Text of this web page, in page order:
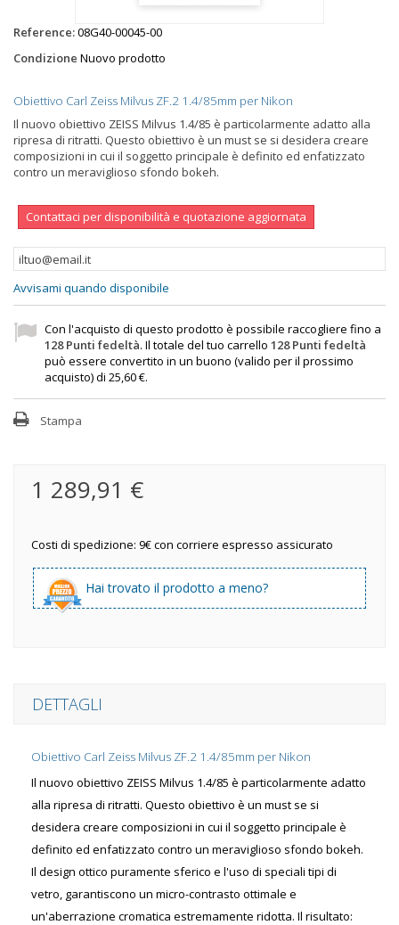
Reference:08G40-00045-00
Condizione Nuovo prodotto
Obiettivo Carl Zeiss Milvus ZF.2 1.4/85mm per Nikon
Il nuovo obiettivo ZEISS Milvus 1.4/85 è particolarmente adatto alla
ripresa di ritratti. Questo obiettivo è un must se si desidera creare
composizioni in cui il soggetto principale è definito ed enfatizzato
contro un meraviglioso sfondo bokeh.
Contattaci per disponibilità e quotazione aggiornata
Avvisami quando disponibile
Con l'acquisto di questo prodotto è possibile raccogliere fino a
128Punti fedeltà. Il totale del tuo carrello 128Punti fedeltà
può essere convertito in un buono (valido per il prossimo
acquisto) di 25,60 €.
Stampa
1 289,91 €
Costi di spedizione: 9€ con corriere espresso assicurato
Hai trovato il prodotto a meno?
DETTAGLI
Obiettivo Carl Zeiss Milvus ZF.2 1.4/85mm per Nikon
Il nuovo obiettivo ZEISS Milvus 1.4/85 è particolarmente adatto
alla ripresa di ritratti. Questo obiettivo è un must se si
desidera creare composizioni in cui il soggetto principale è
definito ed enfatizzato contro un meraviglioso sfondo bokeh.
Il design ottico puramente sferico e l'uso di speciali tipi di
vetro, garantiscono un micro-contrasto ottimale e
un'aberrazione cromatica estremamente ridotta. Il risultato: